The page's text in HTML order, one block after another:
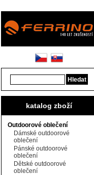
katalog zboží
Outdoorové oblečení
Dámské outdoorové
oblečení
Pánské outdoorové
oblečení
Dětské outdoorové
oblečení